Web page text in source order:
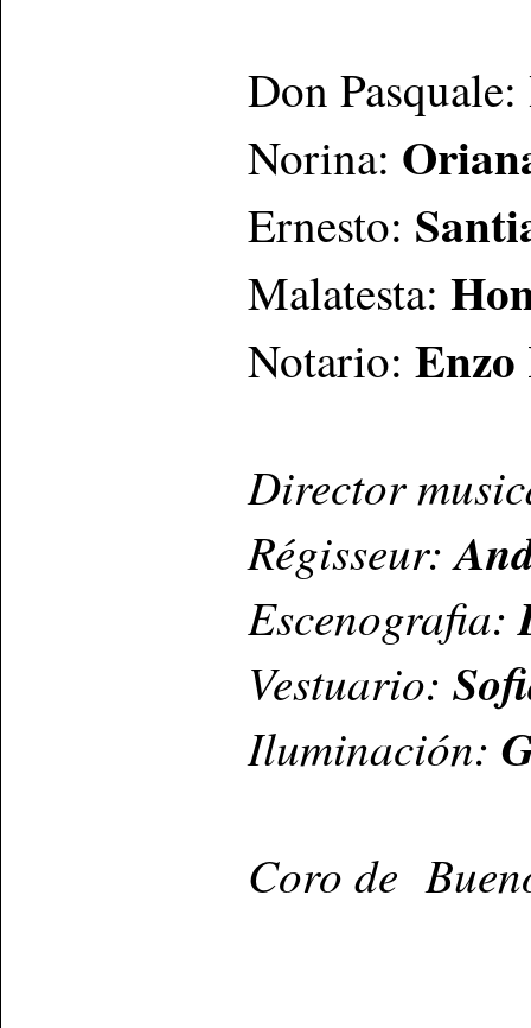
Don Pasquale:
Norina:
Ernesto:
Malatesta:
Notario: Enzo
Director
Régisseur:
Escenografia:
Vestuario:
Iluminación:
Coro de